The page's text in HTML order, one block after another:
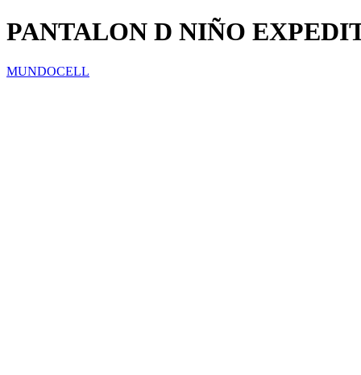
PANTALON D NIÑO
MUNDOCELL